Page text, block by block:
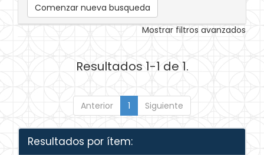
Comenzar nueva busqueda
Mostrar filtros avanzados
Resultados 1-1 de 1.
Anterior 1 Siguiente
Resultados por ítem: